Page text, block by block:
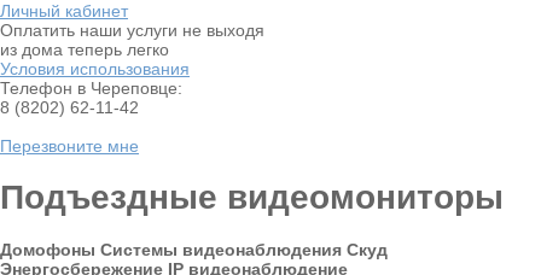
Личный кабинет
Оплатить наши услуги не выходя
из дома теперь легко
Условия использования
Телефон в Череповце:
8 (8202) 62-11-42
Перезвоните мне
Подъездные видеомониторы
Домофоны Системы видеонаблюдения Скуд
Энергосбережение IP видеонаблюдение